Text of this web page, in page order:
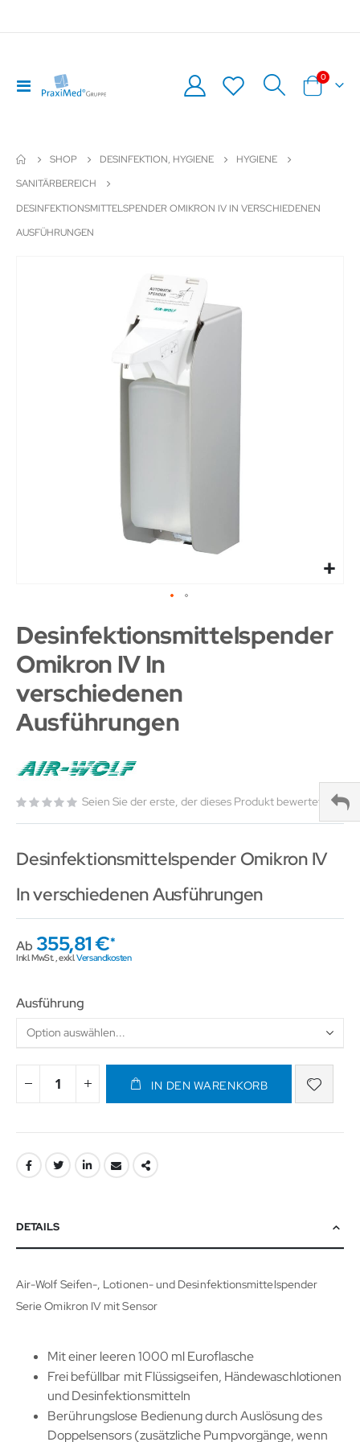
Navigation
umschalten
Warenkorb
0Artikel
SHOP DESINFEKTION, HYGIENE
HYGIENE
SANITÄRBEREICH
DESINFEKTIONSMITTELSPENDER OMIKRON IV IN VERSCHIEDENEN
AUSFÜHRUNGEN
Desinfektionsmittelspender
Omikron IV In
verschiedenen
Ausführungen
Seien Sie der erste, der dieses Produkt bewertet
Desinfektionsmittelspender Omikron IV
In verschiedenen Ausführungen
Ab 355,81 €
Inkl. MwSt.,exkl.Versandkosten
Ausführung
IN DEN WARENKORB
DETAILS
Air-Wolf Seifen-, Lotionen- und Desinfektionsmittelspender
Serie Omikron IV mit Sensor
Mit einer leeren 1000 ml Euroflasche
Frei befüllbar mit Flüssigseifen, Händewaschlotionen
und Desinfektionsmitteln
Berührungslose Bedienung durch Auslösung des
Doppel­sensors (zusätzliche Pumpvorgänge, wenn